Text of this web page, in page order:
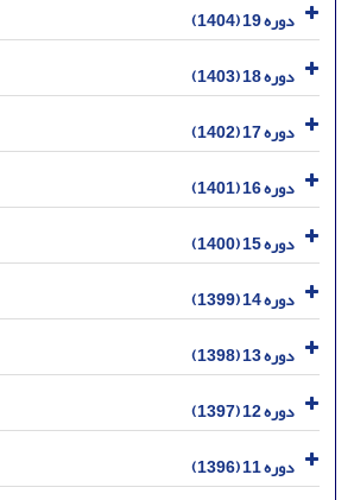
دوره 19 (1404)
دوره 18 (1403)
دوره 17 (1402)
دوره 16 (1401)
دوره 15 (1400)
دوره 14 (1399)
دوره 13 (1398)
دوره 12 (1397)
دوره 11 (1396)